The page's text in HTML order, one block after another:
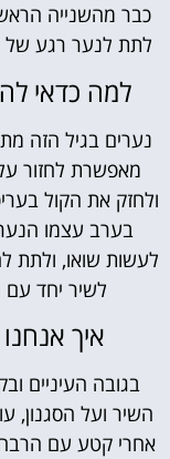
כבר מהשנייה
לתת לנער רגע של
למה כדאי
נערים בגיל הזה
מאפשרת לחזור
ולחזק את הקול
בערב עצמו
לעשות שואו, ולתת
לשיר יחד
איך
בגובה העיניים
השיר ועל הסגנון,
אחרי קטע עם הרבה